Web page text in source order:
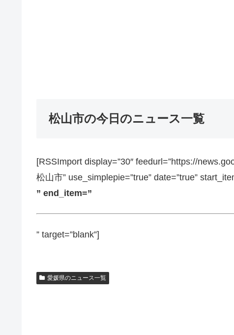
松山市の今日のニュース一覧
[RSSImport display=”30″ feedurl=”https://
松山市” use_simplepie=”true” date=”true”
” end_item=”
” target=”blank”]
愛媛県のニュース一覧